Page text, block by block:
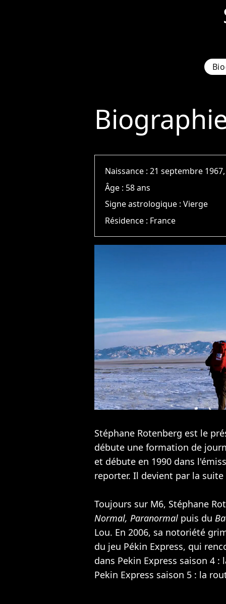
Naissance :21 septembre
Âge : 58 ans
Signe astrologique :Vierge
Résidence : France
Stéphane Rotenberg est le
débute une formation de
et débute en 1990 dans
reporter. Il devient par la
Toujours sur M6, Stéphane
Normal, Paranormal puis du
Lou. En 2006, sa notoriété
du jeu Pékin Express, qui
dans Pekin Express saison 4
Pekin Express saison 5 : la